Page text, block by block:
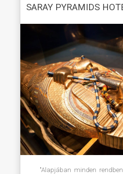
SARAY PYRAMIDS
"Alapjában minden